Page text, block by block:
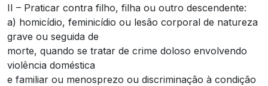
II – Praticar contra filho, filha ou outro descendente:
a) homicídio, feminicídio ou lesão corporal de natureza
grave ou seguida de
morte, quando se tratar de crime doloso envolvendo
violência doméstica
e familiar ou menosprezo ou discriminação à condição